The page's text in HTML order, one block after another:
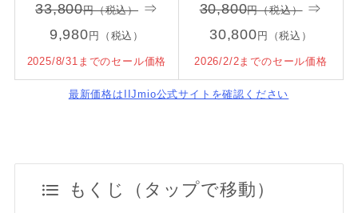
33,800円（税込） ⇒
9,980 円（税込）
2025/8/31までのセール価格
30,800円（税込）⇒
30,800 円（税込）
2026/2/2までのセール価格
最新価格はIIJmio公式サイトを確認ください
もくじ（タップで移動）